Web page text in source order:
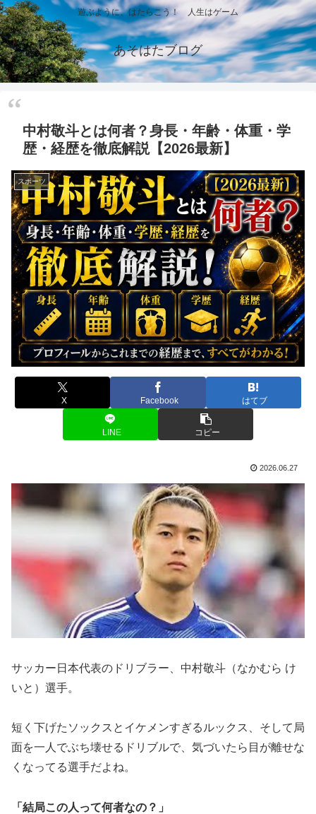
遊ぶように、はたらこう！ 人生はゲーム
あそはたブログ
中村敬斗とは何者？身長・年齢・体重・学
歴・経歴を徹底解説【2026最新】
スポーツ
X Facebook はてブ
LINE コピー
2026.06.27
サッカー日本代表のドリブラー、中村敬斗（なかむら け
いと）選手。
短く下げたソックスとイケメンすぎるルックス、そして局
面を一人でぶち壊せるドリブルで、気づいたら目が離せな
くなってる選手だよね。
「結局この人って何者なの？」